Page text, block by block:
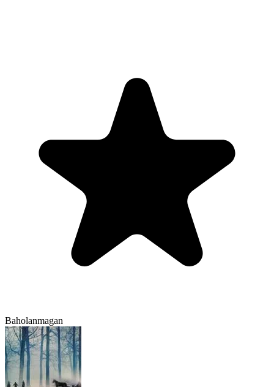
Baholanmagan